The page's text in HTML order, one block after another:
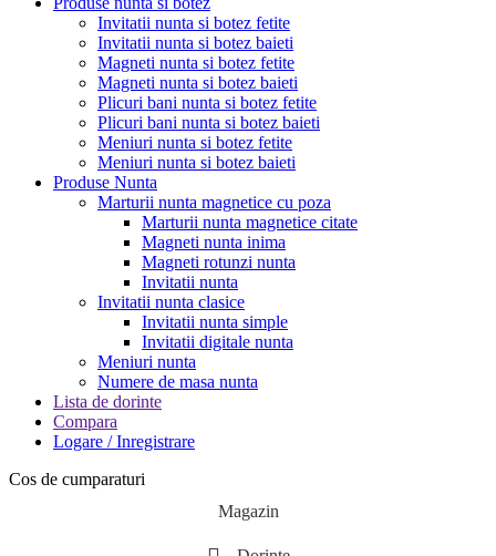
Invitatii nunta si botez fetite
Invitatii nunta si botez baieti
Magneti nunta si botez fetite
Magneti nunta si botez baieti
Plicuri bani nunta si botez fetite
Plicuri bani nunta si botez baieti
Meniuri nunta si botez fetite
Meniuri nunta si botez baieti
Produse Nunta
Marturii nunta magnetice cu poza
Marturii nunta magnetice citate
Magneti nunta inima
Magneti rotunzi nunta
Invitatii nunta
Invitatii nunta clasice
Invitatii nunta simple
Invitatii digitale nunta
Meniuri nunta
Numere de masa nunta
Lista de dorinte
Compara
Logare / Inregistrare
Cos de cumparaturi
Magazin